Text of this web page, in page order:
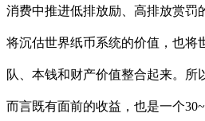
消费中推进低排放励、高排放赏罚
将沉估世界纸币系统的价值，也将
队、本钱和财产价值整合起来。所
而言既有面前的收益，也是一个